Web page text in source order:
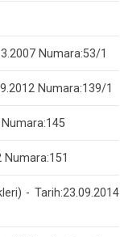
Numara:53/1
Numara:139/1
Numara:151
- Tarih:23.09.2014